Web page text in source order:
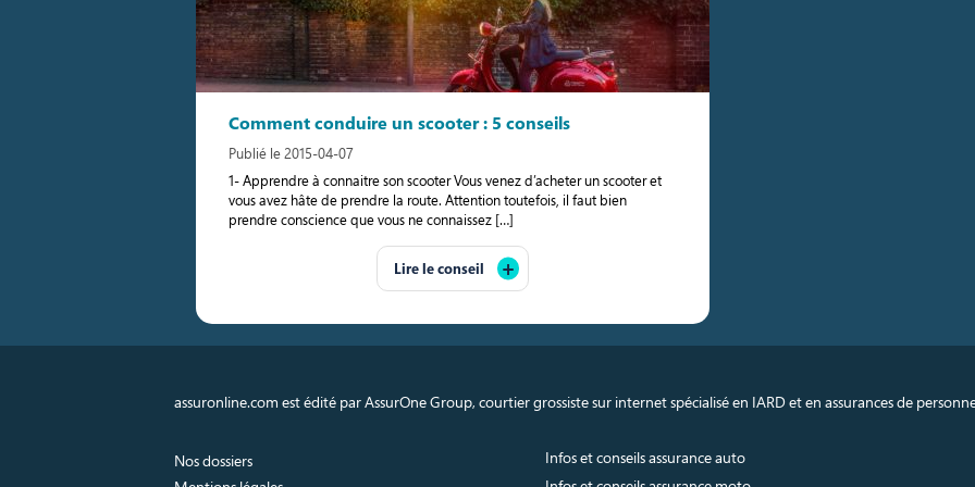
Comment conduire un scooter : 5 conseils
Publié le 2015-04-07
1- Apprendre à connaitre son scooter Vous venez d’acheter un scooter et
vous avez hâte de prendre la route. Attention toutefois, il faut bien
prendre conscience que vous ne connaissez […]
Lire le conseil
assuronline.com est édité par AssurOne Group, courtier grossiste sur internet spécialisé en IARD et en assurances de
Nos dossiers
Infos et conseils assurance auto